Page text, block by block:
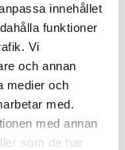
innehållet
funktioner
Vi
och annan
medier och
med.
med annan
som de har
på